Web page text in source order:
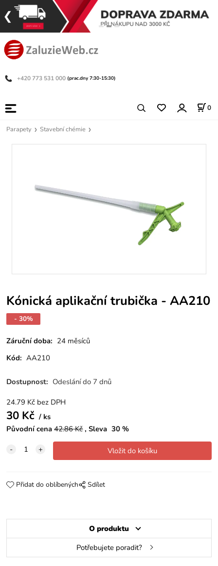
+420 773 531 000 (prac.dny 7:30-15:30)
0
Parapety Stavební chémie
Kónická aplikační trubička - AA210
- 30%
Záruční doba: 24 měsíců
Kód: AA210
Dostupnost: Odeslání do 7 dnů
24.79 Kč bez DPH
30 Kč
ks
Původní cena 42.86Kč Sleva 30 %
Přidat do oblíbených Sdílet
O produktu
Potřebujete poradit?